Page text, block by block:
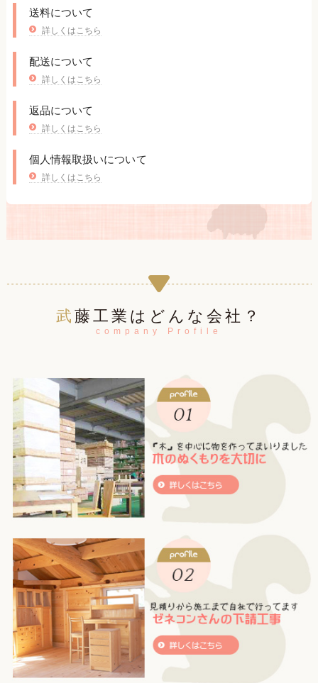
送料について
詳しくはこちら
配送について
詳しくはこちら
返品について
詳しくはこちら
個人情報取扱いについて
詳しくはこちら
武藤工業はどんな会社？
company Profile